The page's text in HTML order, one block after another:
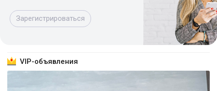
Зарегистрироваться
VIP-объявления